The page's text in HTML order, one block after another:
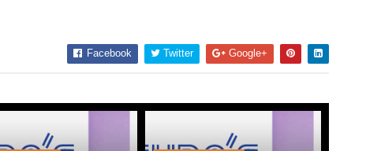
Facebook Twitter Google+